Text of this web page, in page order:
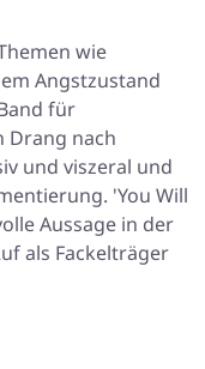
wie
Angstzustand
für
Drang nach
und viszeral und
'You Will
Aussage in der
als Fackelträger